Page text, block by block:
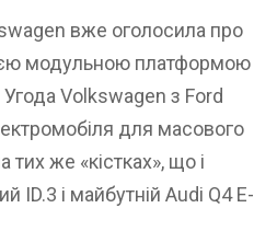
вже оголосила про
модульною платформою
Volkswagen з Ford
для масового
тих же «кістках», що і
ID.3 і майбутній Audi Q4 E-